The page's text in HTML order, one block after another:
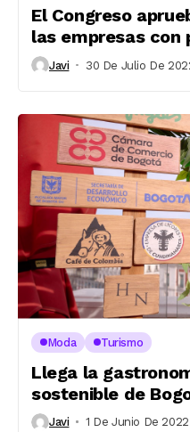
El Congreso
las empresas con
Javi 30 De Julio De
Moda Turismo
Llega la
sostenible de
Javi 1 De Junio De 2022